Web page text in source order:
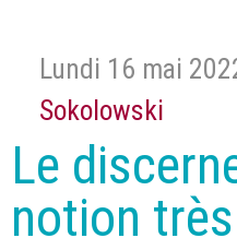
Lundi 16 mai
Sokolowski
Le
notion